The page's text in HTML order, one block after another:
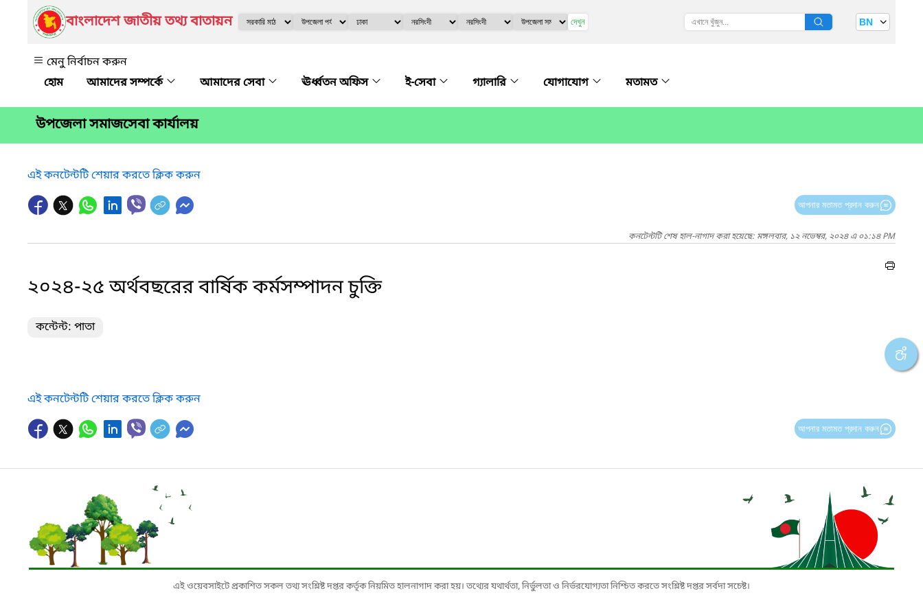
বাংলাদেশ জাতীয় তথ্য বাতায়ন দেখুন BN
মেনু নির্বাচন করুন
আমাদের সম্পর্কে
আমাদের সেবা ঊর্ধ্বতন অফিস ই-সেবা গ্যালারি যোগাযোগ মতামত
উপজেলা সমাজসেবা কার্যালয়
এই কনটেন্টটি শেয়ার করতে ক্লিক করুন
আপনার মতামত প্রদান করুন
কনটেন্টটি শেষ হাল-নাগাদ করা হয়েছে: মঙ্গলবার, ১২ নভেম্বর, ২০২৪ এ ০১:১৪ PM
২০২৪-২৫ অর্থবছরের বার্ষিক কর্মসম্পাদন চুক্তি
কন্টেন্ট: পাতা
এই কনটেন্টটি শেয়ার করতে ক্লিক করুন
আপনার মতামত প্রদান করুন
এই ওয়েবসাইটে প্রকাশিত সকল তথ্য সংশ্লিষ্ট দপ্তর কর্তৃক নিয়মিত হালনাগাদ করা হয়। তথ্যের যথার্থতা, নির্ভুলতা ও নির্ভরযোগ্যতা নিশ্চিত করতে সংশ্লিষ্ট দপ্তর সর্বদা সচেষ্ট।